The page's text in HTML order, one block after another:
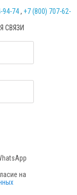
94-74, +7 (800) 707-62-
СВЯЗИ
на